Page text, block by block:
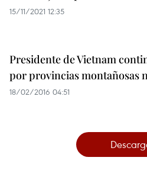
15/11/2021 12:35
Presidente de Vietnam
por provincias montañosas
18/02/2016 04:51